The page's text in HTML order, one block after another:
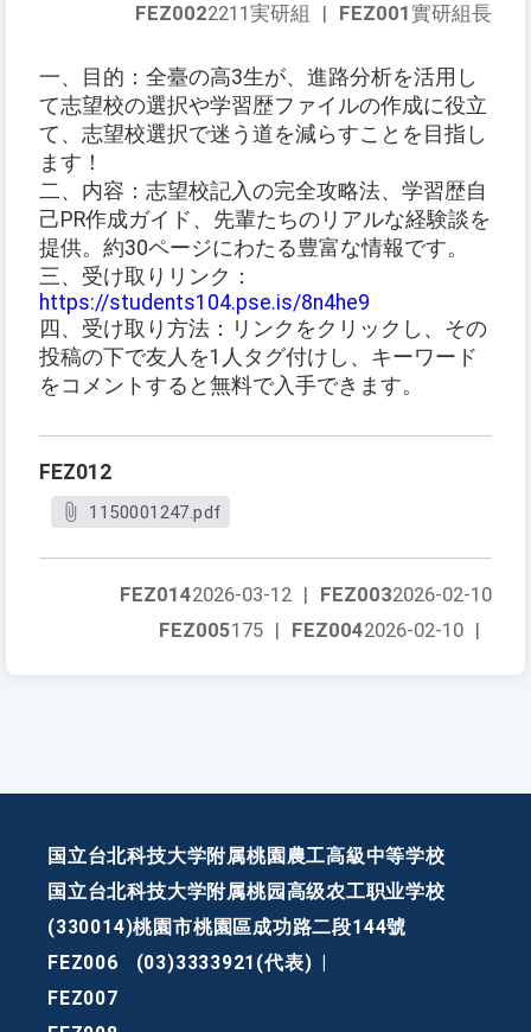
FEZ001實研組長
FEZ0022211実研組 |
一、目的：全臺の高3生が、進路分析を活用し
て志望校の選択や学習歴ファイルの作成に役立
て、志望校選択で迷う道を減らすことを目指し
ます！
二、内容：志望校記入の完全攻略法、学習歴自
己PR作成ガイド、先輩たちのリアルな経験談を
提供。約30ページにわたる豊富な情報です。
三、受け取りリンク：
https://students104.pse.is/8n4he9
四、受け取り方法：リンクをクリックし、その
投稿の下で友人を1人タグ付けし、キーワード
をコメントすると無料で入手できます。
FEZ012
1150001247.pdf
FEZ0032026-02-10
FEZ0142026-03-12 |
FEZ0042026-02-10 |
FEZ005175 |
国立台北科技大学附属桃園農工高級中等学校
国立台北科技大学附属桃园高级农工职业学校
(330014)桃園市桃園區成功路二段144號
FEZ006
(03)3333921(代表)
FEZ007